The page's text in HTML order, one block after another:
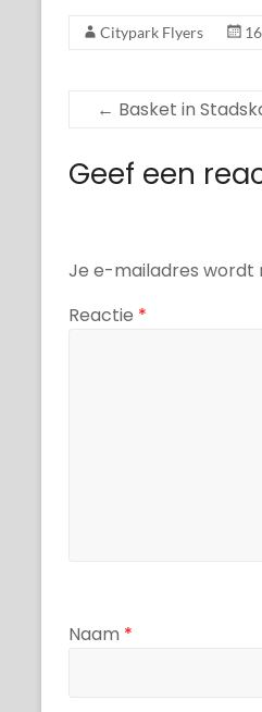
Citypark Flyers
← Basket in
Geef een
Je e-mailadres wordt
Reactie *
Naam *